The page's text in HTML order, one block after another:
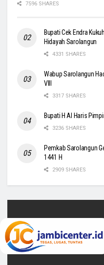
7596 SHARES
Bupati Cek Endra
Hidayah Sarolangun
4331 SHARES
Wabup Sarolangun
VIII
3317 SHARES
Bupati H Al Haris
3236 SHARES
Pemkab Sarolangun
1441 H
2909 SHARES